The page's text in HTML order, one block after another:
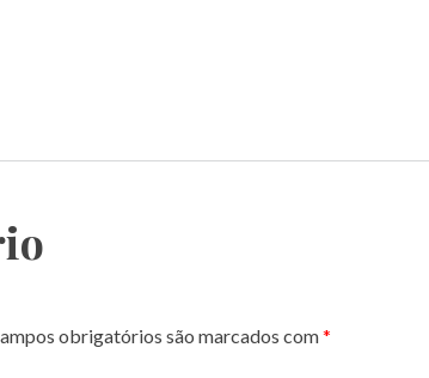
obrigatórios são marcados com*